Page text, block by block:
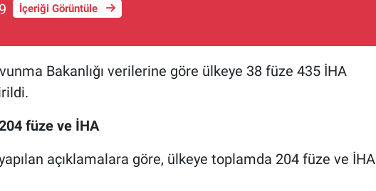
İçeriği Görüntüle
Bakanlığı verilerine göre ülkeye 38 füze 435 İHA
füze ve İHA
açıklamalara göre, ülkeye toplamda 204 füze ve İHA